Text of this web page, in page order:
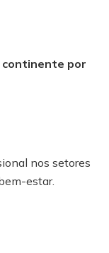
continente por
nos setores
estar.